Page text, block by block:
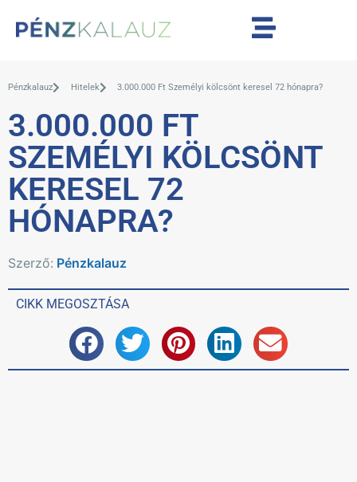
Pénzkalauz Hitelek 3.000.000 Ft Személyi kölcsönt keresel 72 hónapra?
3.000.000 FT
SZEMÉLYI KÖLCSÖNT
KERESEL 72
HÓNAPRA?
Szerző: Pénzkalauz
CIKK MEGOSZTÁSA